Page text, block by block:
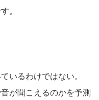
。
いるわけではない。
が聞こえるのかを予測